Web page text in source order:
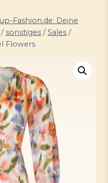
Fashion.de: Deine
/ sonstiges / Sales /
Flowers